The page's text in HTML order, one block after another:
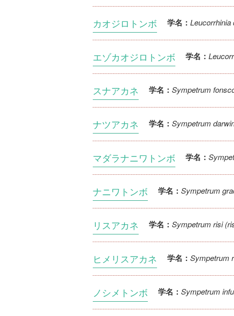
カオジロトンボ 学名： Leucorrhinia
エゾカオジロトンボ 学名：
スナアカネ 学名： Sympetrum
ナツアカネ 学名： Sympetrum
マダラナニワトンボ 学名：
ナニワトンボ 学名： Sympetrum
リスアカネ 学名： Sympetrum risi
ヒメリスアカネ 学名： Sympetrum
ノシメトンボ 学名： Sympetrum